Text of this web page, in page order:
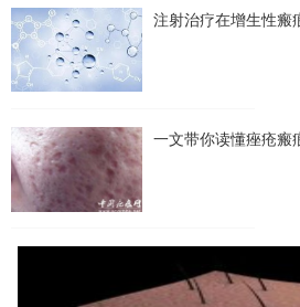
注射治疗在增生性瘢
一文带你读懂痤疮瘢